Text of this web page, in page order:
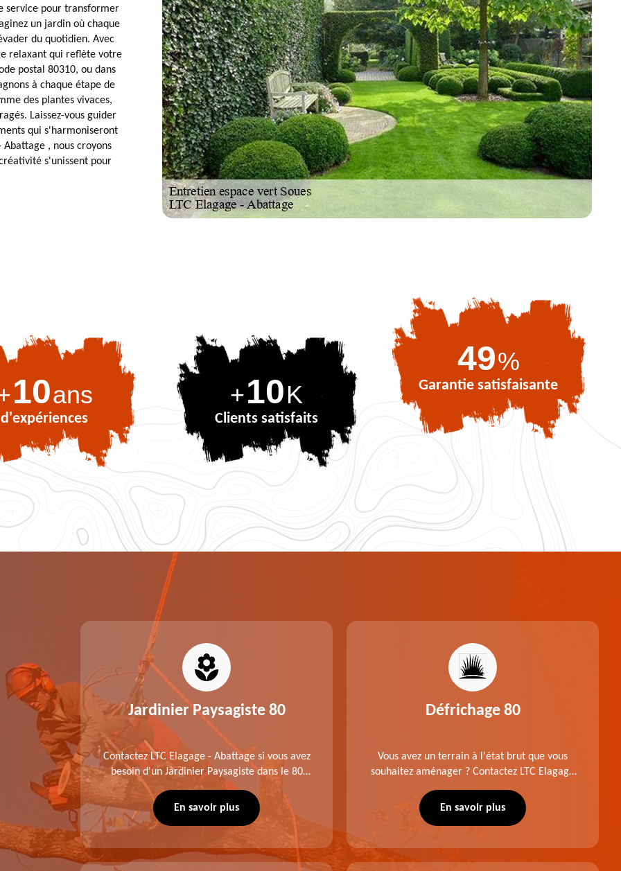
service pour transformer
un jardin où chaque
du quotidien. Avec
relaxant qui reflète votre
postal 80310, ou dans
à chaque étape de
des plantes vivaces,
Laissez-vous guider
qui s'harmoniseront
, nous croyons
s'unissent pour
10ans
d'expériences
+10K
Clients satisfaits
71%
Garantie satisfaisante
fait
jardinier
.
des
Jardinier Paysagiste 80
Contactez LTC Elagage - Abattage si vous avez
besoin d'un Jardinier Paysagiste dans le 80
Somme. Chaque intervention est exécutée
selon les normes en vigueur. Découvrez un
extérieur exceptionnel grâce à notre équipe.
En savoir plus
Défrichage 80
Vous avez un terrain à l'état brut que vous
souhaitez aménager ? Contactez LTC Elagage
80 Somme. Travail suivant les règles de l'art.
En savoir plus